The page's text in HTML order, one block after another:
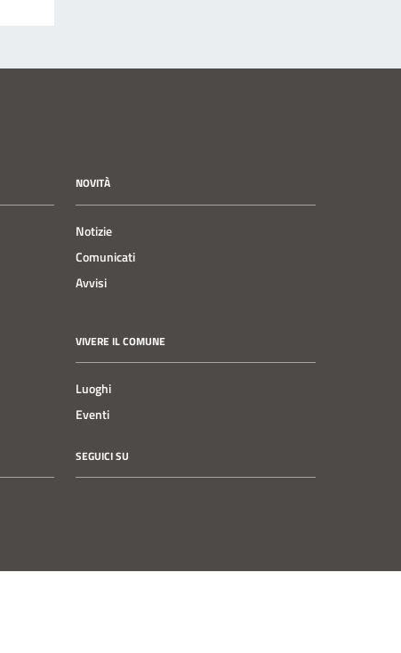
NOVITÀ
Notizie
Comunicati
Avvisi
VIVERE IL COMUNE
Luoghi
Eventi
SEGUICI SU